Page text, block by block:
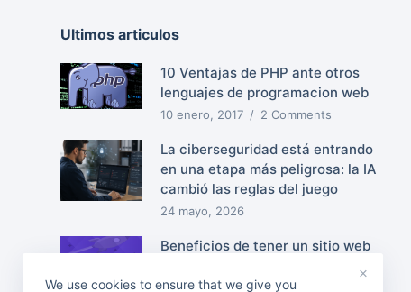
Ultimos articulos
10 Ventajas de PHP ante otros
lenguajes de programacion web
10 enero, 2017 2 Comments
La ciberseguridad está entrando
en una etapa más peligrosa: la IA
cambió las reglas del juego
24 mayo, 2026
Beneficios de tener un sitio web
We use cookies to ensure that we give you
×